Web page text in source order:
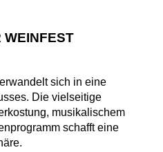
WEINFEST
sich in eine
Die vielseitige
musikalischem
schafft eine